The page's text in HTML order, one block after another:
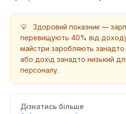
💡
Здоровий показник —
перевищують 40% від
майстри заробляють занадто
або дохід занадто низький
персоналу.
Дізнатись більше